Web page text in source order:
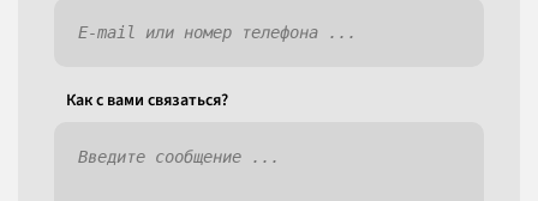
Как c вами связаться?